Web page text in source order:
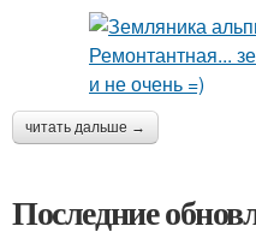
читать дальше →
Последние